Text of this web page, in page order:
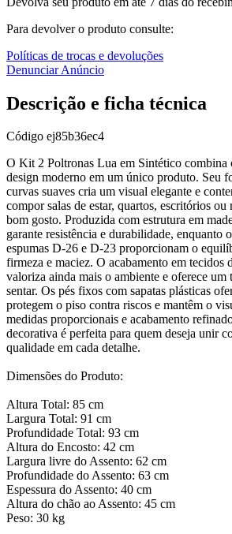
Para devolver o produto consulte:
Políticas de trocas e devoluções
Denunciar Anúncio
Descrição e ficha técnica
Código ej85b36ec4
O Kit 2 Poltronas Lua em Sintético combina
design moderno em um único produto. Seu
curvas suaves cria um visual elegante e
compor salas de estar, quartos, escritórios ou
bom gosto. Produzida com estrutura em
garante resistência e durabilidade, enquanto
espumas D-26 e D-23 proporcionam o
firmeza e maciez. O acabamento em tecidos
valoriza ainda mais o ambiente e oferece um
sentar. Os pés fixos com sapatas plásticas
protegem o piso contra riscos e mantêm o
medidas proporcionais e acabamento
decorativa é perfeita para quem deseja unir
qualidade em cada detalhe.
Dimensões do Produto:
Altura Total: 85 cm
Largura Total: 91 cm
Profundidade Total: 93 cm
Altura do Encosto: 42 cm
Largura livre do Assento: 62 cm
Profundidade do Assento: 63 cm
Espessura do Assento: 40 cm
Altura do chão ao Assento: 45 cm
Peso: 30 kg